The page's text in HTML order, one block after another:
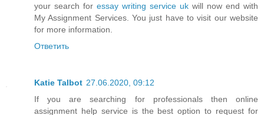
your search for essay writing service uk will now end with
My Assignment Services. You just have to visit our website
for more information.
Ответить
Katie Talbot 27.06.2020, 09:12
If you are searching for professionals then online
assignment help service is the best option to request for